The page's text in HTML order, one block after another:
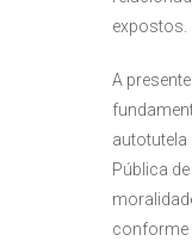
expostos.
A
Pública
conforme